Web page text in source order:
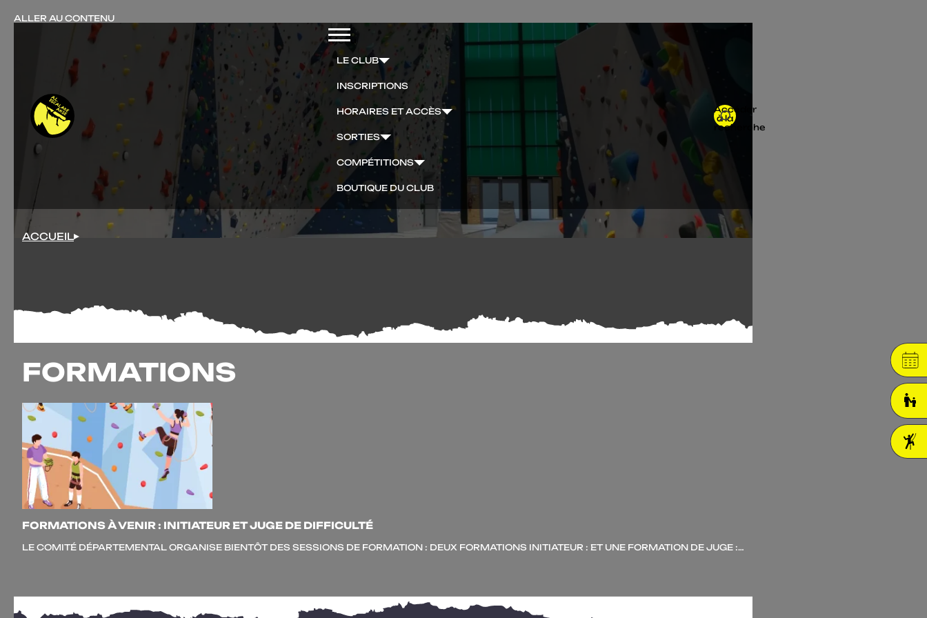
ALLER AU CONTENU
Menu
LE CLUB
INSCRIPTIONS
HORAIRES ET ACCÈS
SORTIES
COMPÉTITIONS
BOUTIQUE DU CLUB
Accéder
à la
recherche
ACCUEIL
FORMATIONS
FORMATIONS À VENIR : INITIATEUR ET JUGE DE DIFFICULTÉ
LE COMI­TÉ DÉPAR­TE­MEN­TAL ORGA­NISE BIEN­TÔT DES SES­SIONS DE FORMATION : DEUX FOR­MA­TIONS INITIATEUR : ET UNE FOR­MA­TION DE JUGE :…